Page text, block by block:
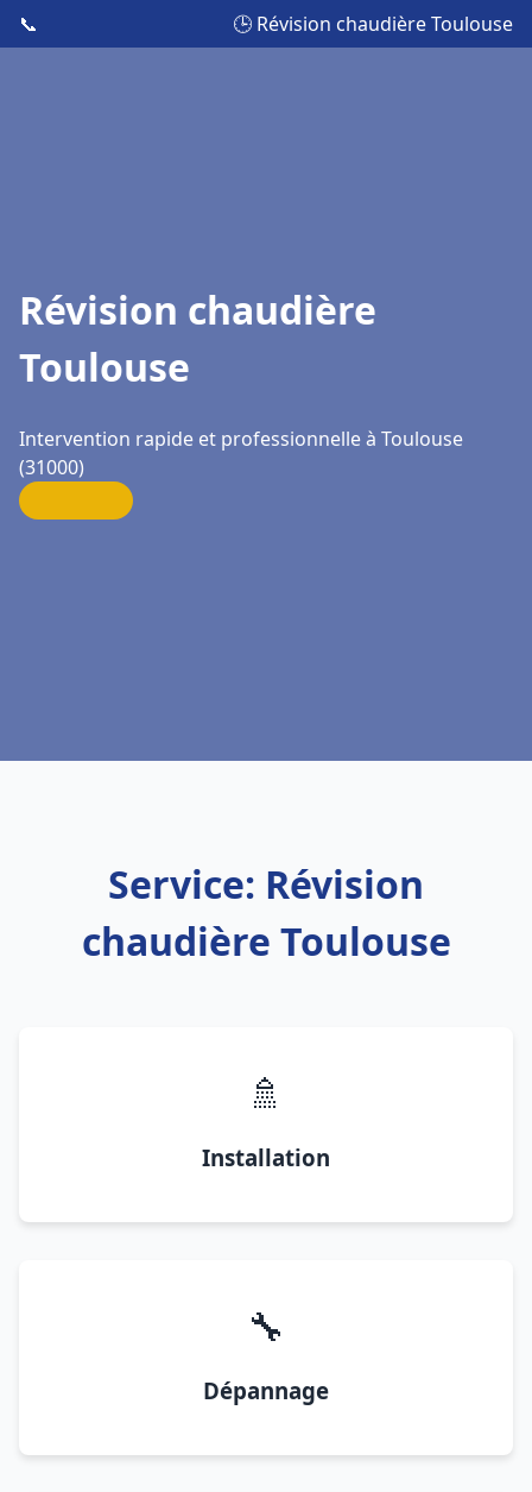
📞 🕒 Révision chaudière Toulouse
Révision chaudière
Toulouse
Intervention rapide et professionnelle à Toulouse
(31000)
Service: Révision
chaudière Toulouse
🚿
Installation
🔧
Dépannage